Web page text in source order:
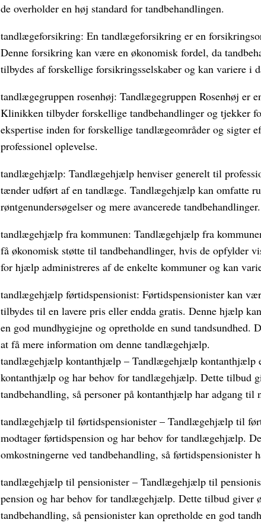
de overholder en høj standard for tandbehandlingen.
tandlægeforsikring: En tandlægeforsikring er en
Denne forsikring kan være en økonomisk fordel, da
tilbydes af forskellige forsikringsselskaber og kan variere i
tandlægegruppen rosenhøj: Tandlægegruppen Rosenhøj er
Klinikken tilbyder forskellige tandbehandlinger og tjekker
ekspertise inden for forskellige tandlægeområder og sigter
professionel oplevelse.
tandlægehjælp: Tandlægehjælp henviser generelt til
tænder udført af en tandlæge. Tandlægehjælp kan omfatte
røntgenundersøgelser og mere avancerede tandbehandlinger.
tandlægehjælp fra kommunen: Tandlægehjælp fra
få økonomisk støtte til tandbehandlinger, hvis de opfylder
for hjælp administreres af de enkelte kommuner og kan
tandlægehjælp førtidspensionist: Førtidspensionister kan
tilbydes til en lavere pris eller endda gratis. Denne hjælp
en god mundhygiejne og opretholde en sund tandsundhed.
at få mere information om denne tandlægehjælp.
tandlægehjælp kontanthjælp – Tandlægehjælp kontanthjælp
kontanthjælp og har behov for tandlægehjælp. Dette tilbud
tandbehandling, så personer på kontanthjælp har adgang til
tandlægehjælp til førtidspensionister – Tandlægehjælp til
modtager førtidspension og har behov for tandlægehjælp.
omkostningerne ved tandbehandling, så førtidspensionister
tandlægehjælp til pensionister – Tandlægehjælp til
pension og har behov for tandlægehjælp. Dette tilbud
tandbehandling, så pensionister kan opretholde en god